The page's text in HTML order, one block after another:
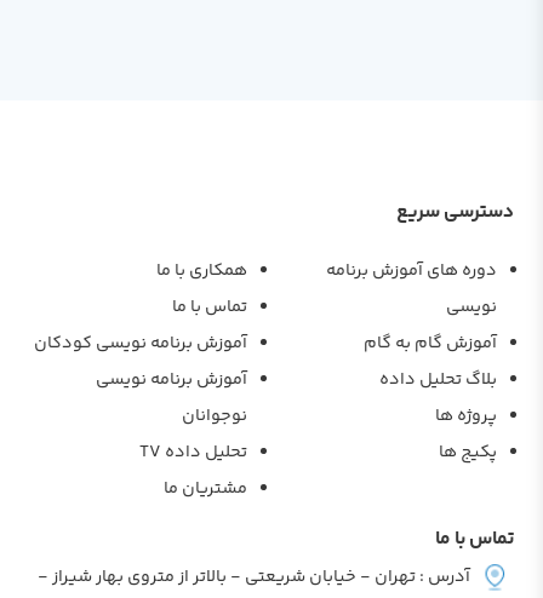
دسترسی سریع
دوره های آموزش برنامه
نویسی
آموزش گام به گام
بلاگ تحلیل داده
پروژه ها
پکیج ها
همکاری با ما
تماس با ما
آموزش برنامه نویسی کودکان
آموزش برنامه نویسی
نوجوانان
تحلیل داده TV
مشتریان ما
تماس با ما
آدرس : تهران - خیابان شریعتی - بالاتر از متروی بهار شیراز -